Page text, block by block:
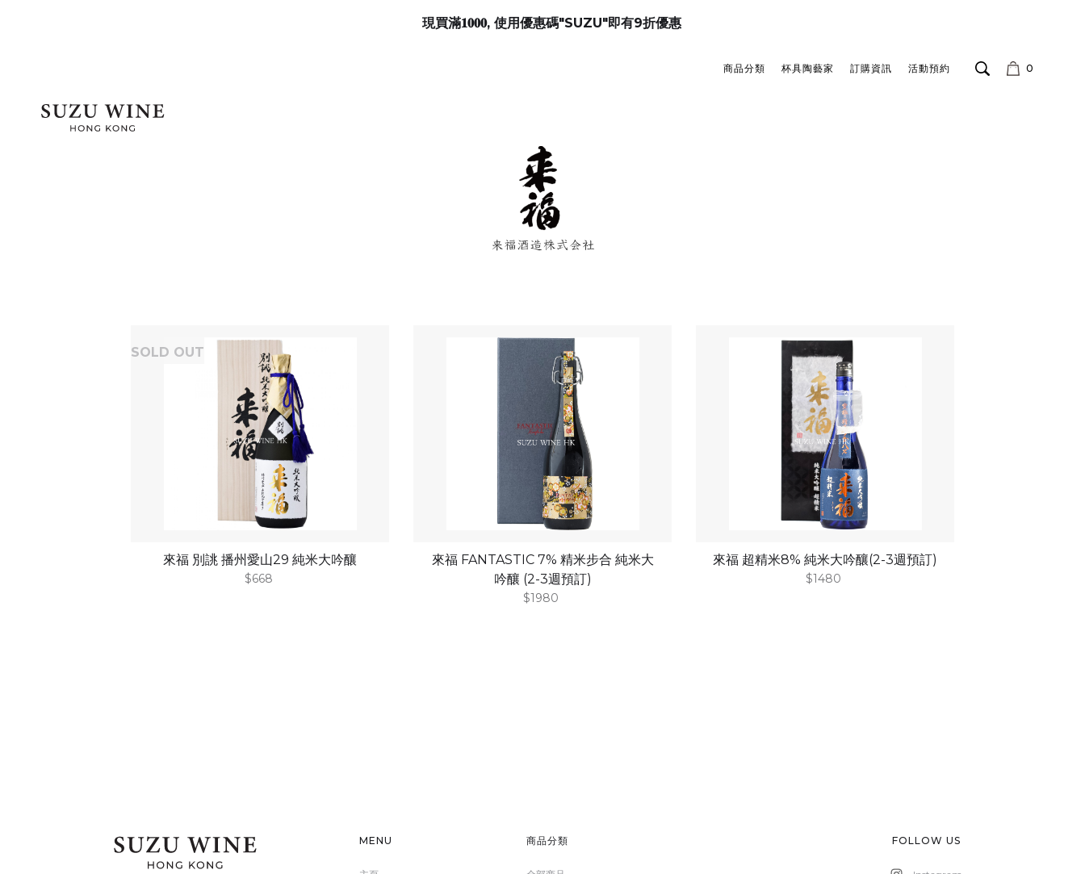
現買滿𝟏𝟎𝟎𝟎, 使用優惠碼"SUZU"即有9折優惠
商品分類 杯具陶藝家 訂購資訊 活動預約 0
SOLD OUT
來福 別誂 播州愛山29 純米大吟釀
$668
來福 FANTASTIC 7% 精米步合 純米大
吟釀 (2-3週預訂)
$1980
來福 超精米8% 純米大吟釀(2-3週預訂)
$1480
MENU 商品分類 FOLLOW US